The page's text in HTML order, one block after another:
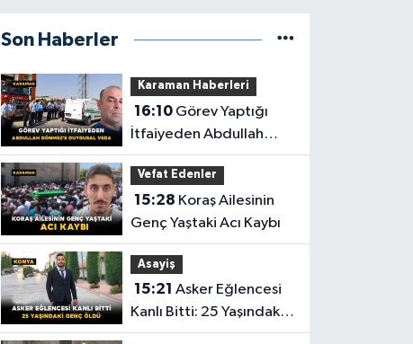
Son Haberler
Karaman Haberleri
16:10Görev Yaptığı
İtfaiyeden Abdullah
Dönmez'e Duygusal
Veda
Vefat Edenler
15:28
Genç Yaştaki Acı Kaybı
Asayiş
15:21
Kanlı Bitti: 25 Yaşındaki
Genç Öldü